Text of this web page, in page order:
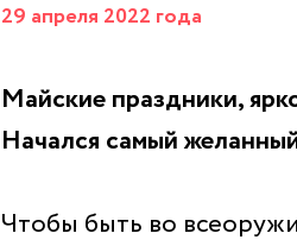
29 апреля 2022 года
Майские праздники,
Начался самый
Чтобы быть во